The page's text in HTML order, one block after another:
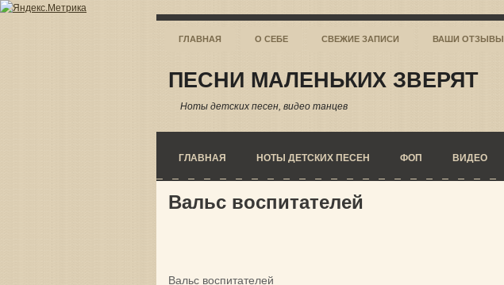
ГЛАВНАЯ О СЕБЕ СВЕЖИЕ ЗАПИСИ ВАШИ ОТЗЫВЫ
ПЕСНИ МАЛЕНЬКИХ ЗВЕРЯТ
Ноты детских песен, видео танцев
ГЛАВНАЯ НОТЫ ДЕТСКИХ ПЕСЕН ФОП ВИДЕО
Вальс воспитателей
Вальс воспитателей